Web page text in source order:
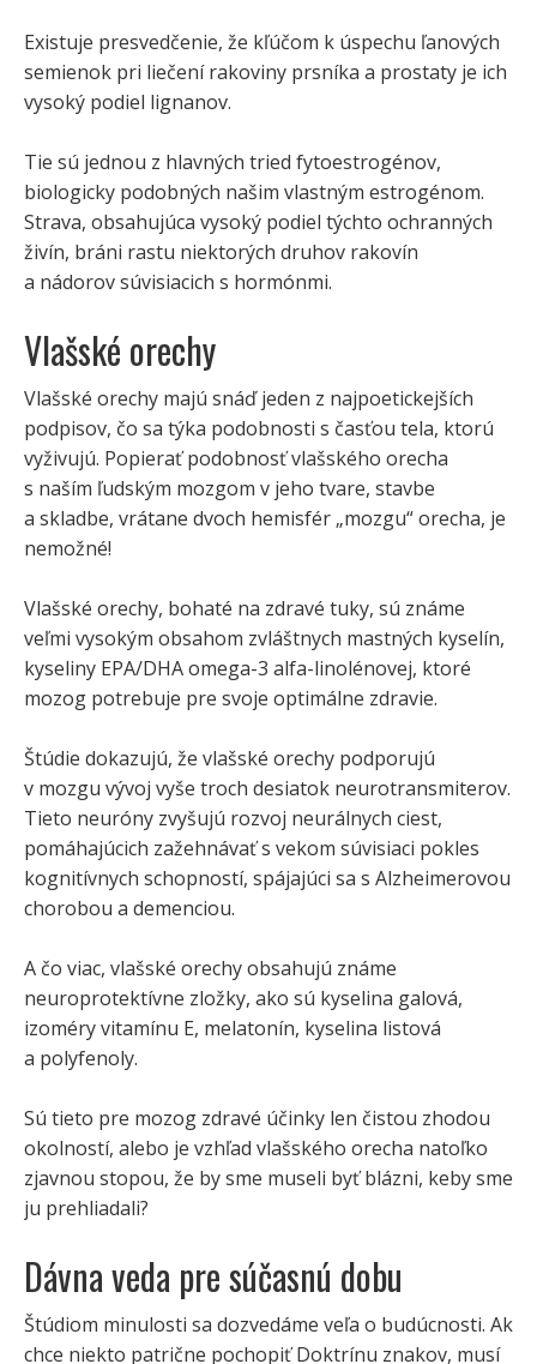
Existuje presvedčenie, že kľúčom k úspechu ľanových
semienok pri liečení rakoviny prsníka a prostaty je ich
vysoký podiel lignanov.
Tie sú jednou z hlavných tried fytoestrogénov,
biologicky podobných našim vlastným estrogénom.
Strava, obsahujúca vysoký podiel týchto ochranných
živín, bráni rastu niektorých druhov rakovín
a nádorov súvisiacich s hormónmi.
Vlašské orechy
Vlašské orechy majú snáď jeden z najpoetickejších
podpisov, čo sa týka podobnosti s časťou tela, ktorú
vyživujú. Popierať podobnosť vlašského orecha
s naším ľudským mozgom v jeho tvare, stavbe
a skladbe, vrátane dvoch hemisfér „mozgu“ orecha, je
nemožné!
Vlašské orechy, bohaté na zdravé tuky, sú známe
veľmi vysokým obsahom zvláštnych mastných kyselín,
kyseliny EPA/DHA omega-3 alfa-linolénovej, ktoré
mozog potrebuje pre svoje optimálne zdravie.
Štúdie dokazujú, že vlašské orechy podporujú
v mozgu vývoj vyše troch desiatok neurotransmiterov.
Tieto neuróny zvyšujú rozvoj neurálnych ciest,
pomáhajúcich zažehnávať s vekom súvisiaci pokles
kognitívnych schopností, spájajúci sa s Alzheimerovou
chorobou a demenciou.
A čo viac, vlašské orechy obsahujú známe
neuroprotektívne zložky, ako sú kyselina galová,
izoméry vitamínu E, melatonín, kyselina listová
a polyfenoly.
Sú tieto pre mozog zdravé účinky len čistou zhodou
okolností, alebo je vzhľad vlašského orecha natoľko
zjavnou stopou, že by sme museli byť blázni, keby sme
ju prehliadali?
Dávna veda pre súčasnú dobu
Štúdiom minulosti sa dozvedáme veľa o budúcnosti. Ak
chce niekto patrične pochopiť Doktrínu znakov, musí